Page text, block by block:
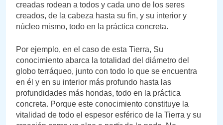
creadas rodean a todos y cada uno de los seres
creados, de la cabeza hasta su fin, y su interior y
núcleo mismo, todo en la práctica concreta.
Por ejemplo, en el caso de esta Tierra, Su
conocimiento abarca la totalidad del diámetro del
globo terráqueo, junto con todo lo que se encuentra
en él y en su interior más profundo hasta las
profundidades más hondas, todo en la práctica
concreta. Porque este conocimiento constituye la
vitalidad de todo el espesor esférico de la Tierra y su